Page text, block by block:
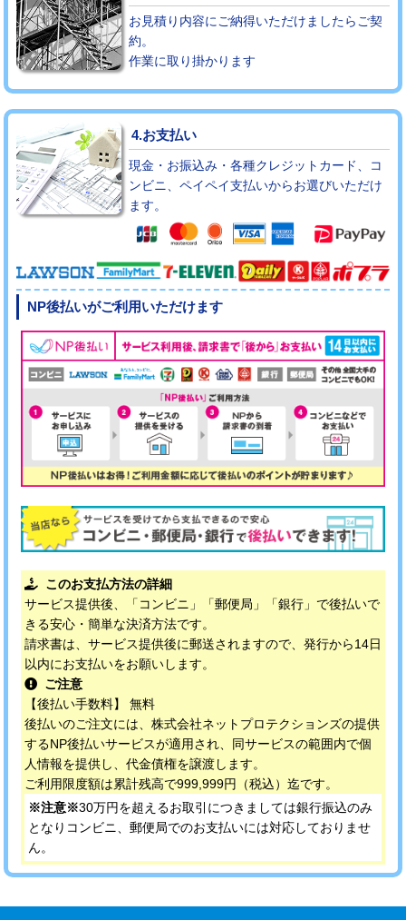
お見積り内容にご納得いただけましたらご契
約。
作業に取り掛かります
4.お支払い
現金・お振込み・各種クレジットカード、コ
ンビニ、ペイペイ支払いからお選びいただけ
ます。
NP後払いがご利用いただけます
このお支払方法の詳細
サービス提供後、「コンビニ」「郵便局」「銀行」で後払いで
きる安心・簡単な決済方法です。
請求書は、サービス提供後に郵送されますので、発行から14日
以内にお支払いをお願いします。
ご注意
【後払い手数料】 無料
後払いのご注文には、株式会社ネットプロテクションズの提供
するNP後払いサービスが適用され、同サービスの範囲内で個
人情報を提供し、代金債権を譲渡します。
ご利用限度額は累計残高で999,999円（税込）迄です。
※注意※30万円を超えるお取引につきましては銀行振込のみ
となりコンビニ、郵便局でのお支払いには対応しておりませ
ん。